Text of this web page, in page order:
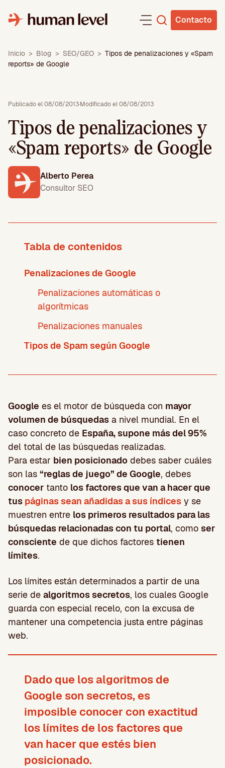
contenido
Contacto
Inicio > Blog > SEO/GEO > Tipos de penalizaciones y «Spam
reports» de Google
Publicado el 08/08/2013·Modificado el 08/08/2013
Tipos de penalizaciones y
«Spam reports» de Google
Alberto Perea
Consultor SEO
Tabla de contenidos
Penalizaciones de Google
Penalizaciones automáticas o
algorítmicas
Penalizaciones manuales
Tipos de Spam según Google
Google es el motor de búsqueda con mayor
volumen de búsquedas a nivel mundial. En el
caso concreto de España, supone más del 95%
del total de las búsquedas realizadas.
Para estar bien posicionado debes saber cuáles
son las “reglas de juego” de Google, debes
conocer tanto los factores que van a hacer que
tus páginas sean añadidas a sus índices y se
muestren entre los primeros resultados para las
búsquedas relacionadas con tu portal, como ser
consciente de que dichos factores tienen
límites.
Los límites están determinados a partir de una
serie de algoritmos secretos, los cuales Google
guarda con especial recelo, con la excusa de
mantener una competencia justa entre páginas
web.
Dado que los algoritmos de
Google son secretos, es
imposible conocer con exactitud
los límites de los factores que
van hacer que estés bien
posicionado.